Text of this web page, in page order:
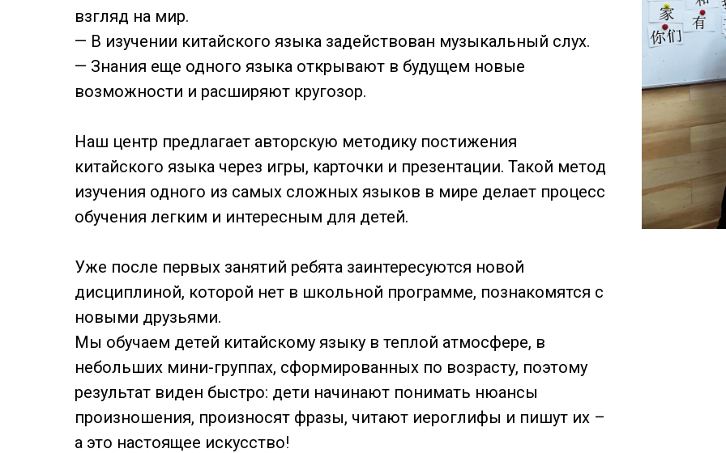
взгляд на мир.
— В изучении китайского языка задействован музыкальный слух.
— Знания еще одного языка открывают в будущем новые
возможности и расширяют кругозор.
Наш центр предлагает авторскую методику постижения
китайского языка через игры, карточки и презентации. Такой метод
изучения одного из самых сложных языков в мире делает процесс
обучения легким и интересным для детей.
Уже после первых занятий ребята заинтересуются новой
дисциплиной, которой нет в школьной программе, познакомятся с
новыми друзьями.
Мы обучаем детей китайскому языку в теплой атмосфере, в
небольших мини-группах, сформированных по возрасту, поэтому
результат виден быстро: дети начинают понимать нюансы
произношения, произносят фразы, читают иероглифы и пишут их –
а это настоящее искусство!